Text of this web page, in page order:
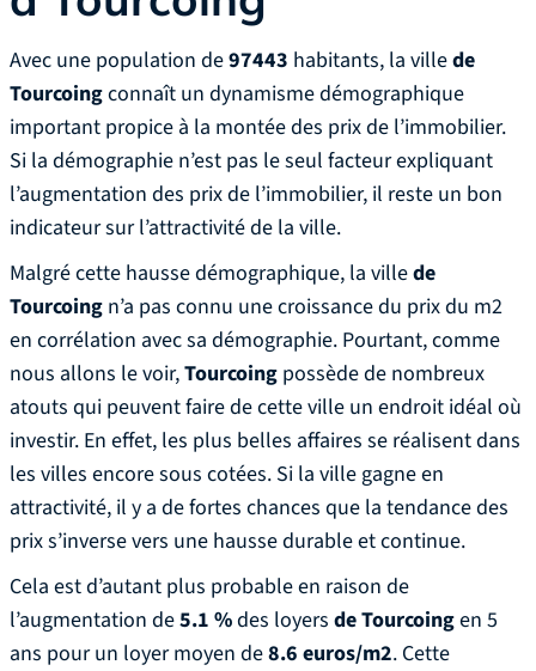
Avec une population de97443 habitants, la villede
Tourcoingconnaît un dynamisme démographique
important propice à la montée des prix de l’immobilier.
Si la démographie n’est pas le seul facteur expliquant
l’augmentation des prix de l’immobilier, il reste un bon
indicateur sur l’attractivité de la ville.
Malgré cette hausse démographique, la villede
Tourcoing n’a pas connu une croissance du prix du m2
en corrélation avec sa démographie. Pourtant, comme
nous allons le voir,Tourcoing possède de nombreux
atouts qui peuvent faire de cette ville un endroit idéal où
investir. En effet, les plus belles affaires se réalisent dans
les villes encore sous cotées. Si la ville gagne en
attractivité, il y a de fortes chances que la tendance des
prix s’inverse vers une hausse durable et continue.
Cela est d’autant plus probable en raison de
l’augmentation de5.1 %des loyers de Tourcoingen 5
ans pour un loyer moyen de8.6 euros/m2. Cette